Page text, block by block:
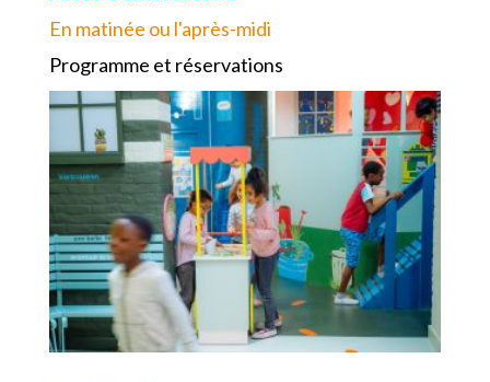
En matinée ou l'après-midi
Programme et réservations